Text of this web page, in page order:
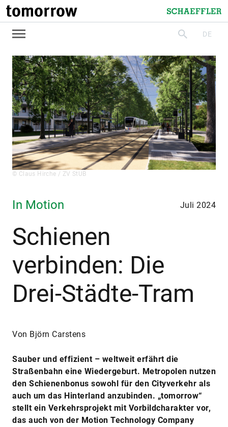
tomorrow
Schaeffler
suchenDE
© Claus Hirche / ZV StUB
In Motion Juli 2024
Schienen
verbinden: Die
Drei-Städte-Tram
Von Björn Carstens
Sauber und effizient – weltweit erfährt die
Straßenbahn eine Wiedergeburt. Metropolen nutzen
den Schienenbonus sowohl für den Cityverkehr als
auch um das Hinterland anzubinden. „tomorrow“
stellt ein Verkehrsprojekt mit Vorbildcharakter vor,
das auch von der Motion Technology Company